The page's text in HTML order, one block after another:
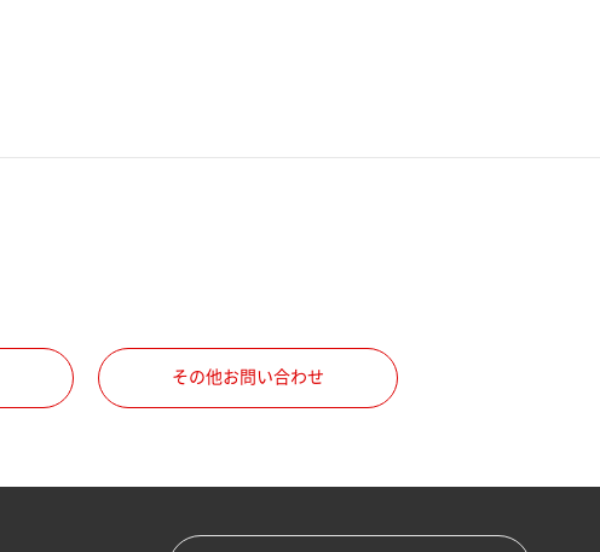
その他お問い合わせ